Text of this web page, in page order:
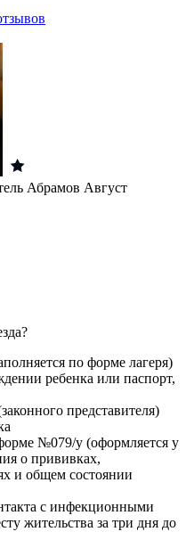
Абрамов Август
по форме лагеря)
ребенка или паспорт,
представителя)
№079/у (оформляется у
о прививках,
и общем состоянии
с инфекционными
жительства за три дня до